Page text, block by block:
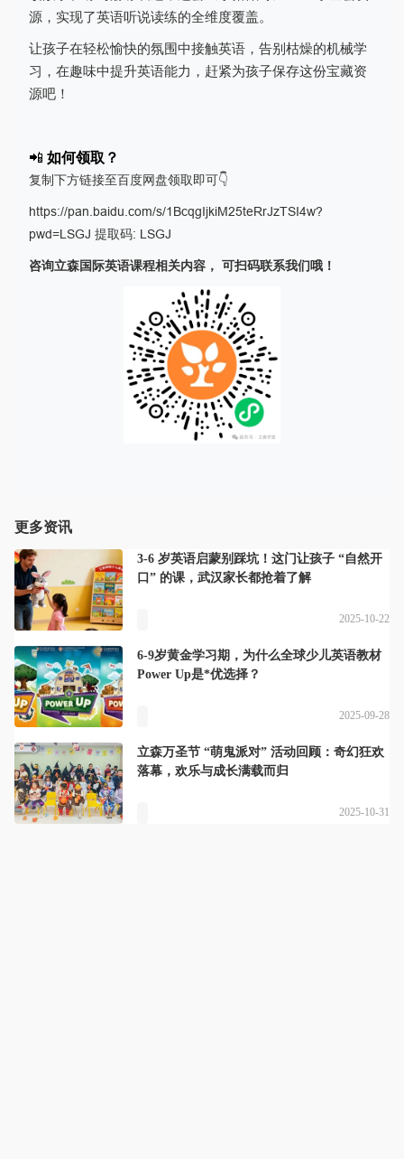
源，实现了英语听说读练的全维度覆盖。
让孩子在轻松愉快的氛围中接触英语，告别枯燥的机械学
习，在趣味中提升英语能力，赶紧为孩子保存这份宝藏资
源吧！
📲 如何领取？
复制下方链接至百度网盘领取即可👇
https://pan.baidu.com/s/1BcqgIjkiM25teRrJzTSI4w?
pwd=LSGJ 提取码: LSGJ
咨询立森国际英语课程相关内容， 可扫码联系我们哦！
更多资讯
3-6 岁英语启蒙别踩坑！这门让孩子 “自然开
口” 的课，武汉家长都抢着了解
2025-10-22
6-9岁黄金学习期，为什么全球少儿英语教材
Power Up是*优选择？
2025-09-28
立森万圣节 “萌鬼派对” 活动回顾：奇幻狂欢
落幕，欢乐与成长满载而归
2025-10-31